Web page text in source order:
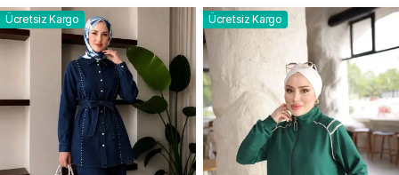
Ücretsiz Kargo Ücretsiz Kargo